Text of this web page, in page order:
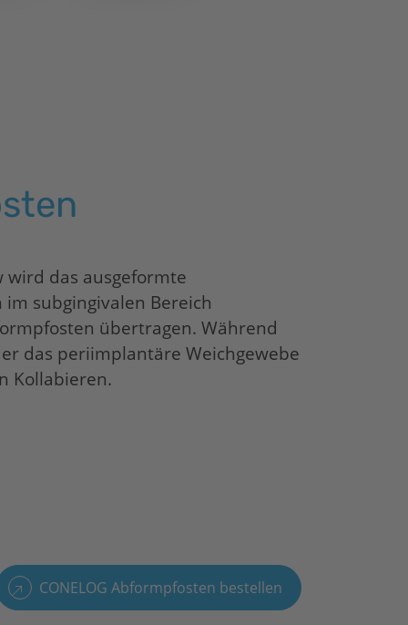
wird das ausgeformte
subgingivalen Bereich
übertragen. Während
das periimplantäre Weichgewebe
Kollabieren.
CONELOG Abformpfosten bestellen